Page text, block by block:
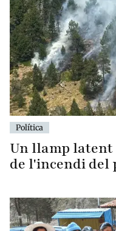
Política
Un llamp latent
de l'incendi del